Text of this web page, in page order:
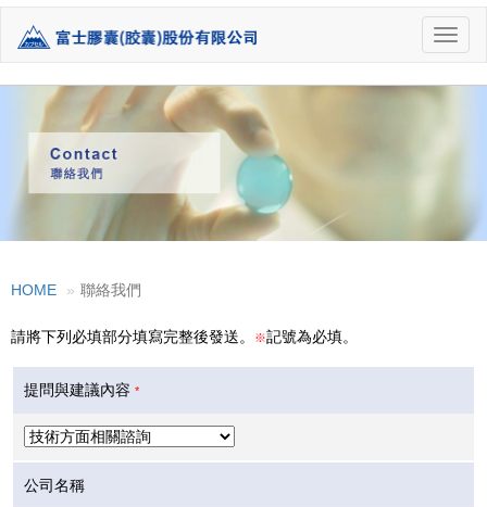
HOME 聯絡我們
請將下列必填部分填寫完整後發送。 ※記號為必填。
提問與建議內容 *
公司名稱